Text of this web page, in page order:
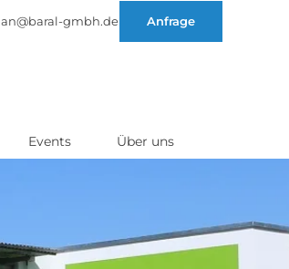
an@baral-gmbh.de Anfrage
Events Über uns